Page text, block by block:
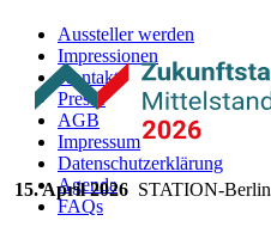
15. April 2026 STATION-Berlin
Aussteller werden
Impressionen
Kontakt
Presse
AGB
Impressum
Datenschutzerklärung
Agenda
FAQs